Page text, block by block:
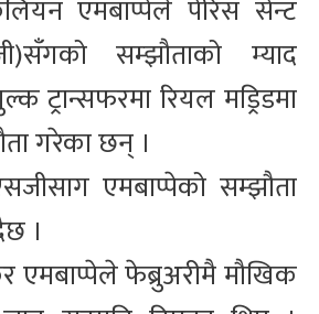
एमबाप्पेले पेरिस सेन्ट
सम्झौताको म्याद
ट्रान्सफरमा रियल मड्रिडमा
गरेका छन् ।
एमबाप्पेको सम्झौता
।
एमबाप्पेले फेब्रुअरीमै मौखिक